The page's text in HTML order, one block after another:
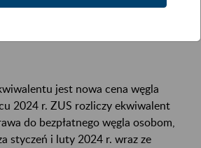
wdowom i wdowcom lub
jest nowa cena węgla
2024 r. ZUS rozliczy ekwiwalent
do bezpłatnego węgla osobom,
styczeń i luty 2024 r. wraz ze